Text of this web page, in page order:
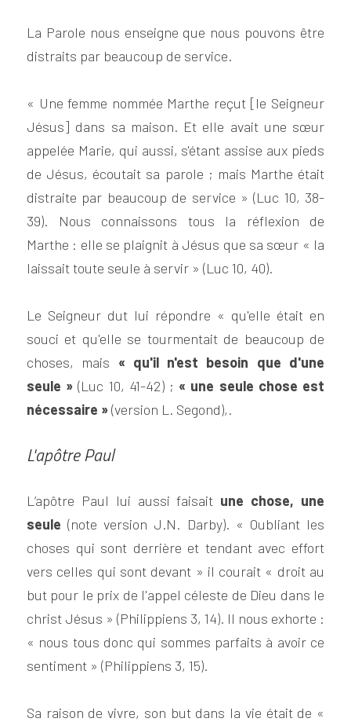
La Parole nous enseigne que nous pouvons être
distraits par beaucoup de service.
« Une femme nommée Marthe reçut [le Seigneur
Jésus] dans sa maison. Et elle avait une sœur
appelée Marie, qui aussi, s'étant assise aux pieds
de Jésus, écoutait sa parole ; mais Marthe était
distraite par beaucoup de service » (Luc 10, 38-
39). Nous connaissons tous la réflexion de
Marthe : elle se plaignit à Jésus que sa sœur « la
laissait toute seule à servir » (Luc 10, 40).
Le Seigneur dut lui répondre « qu'elle était en
souci et qu'elle se tourmentait de beaucoup de
choses, mais « qu'il n'est besoin que d'une
seule » (Luc 10, 41-42) ; « une seule chose est
nécessaire » (version L. Segond),.
L'apôtre Paul
L’apôtre Paul lui aussi faisait une chose, une
seule (note version J.N. Darby). « Oubliant les
choses qui sont derrière et tendant avec effort
vers celles qui sont devant » il courait « droit au
but pour le prix de l'appel céleste de Dieu dans le
christ Jésus » (Philippiens 3, 14). Il nous exhorte :
« nous tous donc qui sommes parfaits à avoir ce
sentiment » (Philippiens 3, 15).
Sa raison de vivre, son but dans la vie était de «